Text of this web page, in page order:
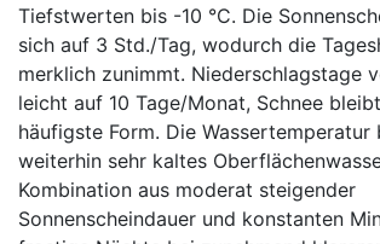
Tiefstwerten bis -10 °C. Die
sich auf 3 Std./Tag, wodurch die
merklich zunimmt. Niederschlagstage
leicht auf 10 Tage/Monat, Schnee
häufigste Form. Die Wassertemperatur
weiterhin sehr kaltes
Kombination aus moderat steigender
Sonnenscheindauer und konstanten